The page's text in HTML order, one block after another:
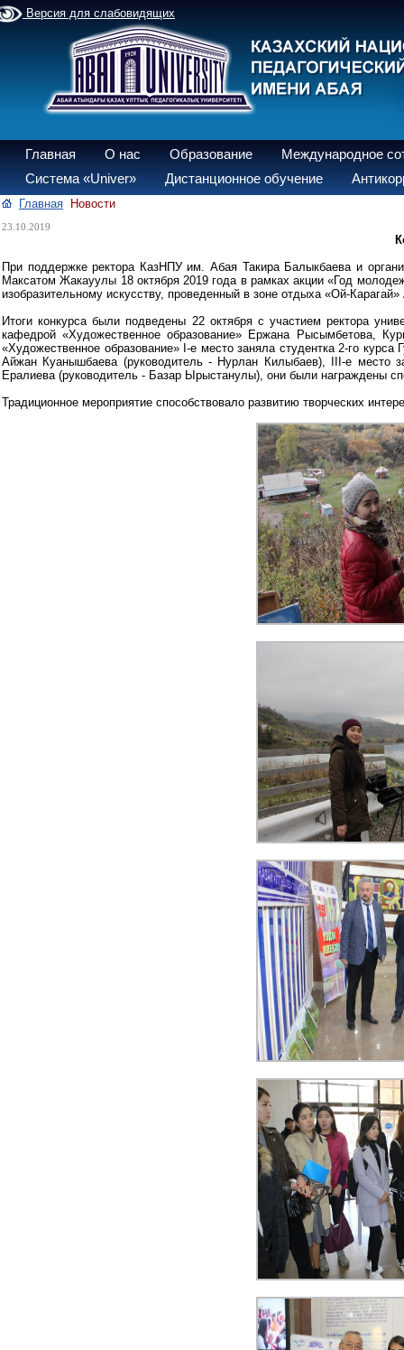
Версия для слабовидящих
Главная О нас Образование
Международное
Система «Univer»
Дистанционное обучение
Главная Новости
23.10.2019
При поддержке ректора КазНПУ им. Абая Такира Балыкбаева и
Максатом Жакауулы 18 октября 2019 года в рамках акции «Год
изобразительному искусству, проведенный в зоне отдыха «Ой-
Итоги конкурса были подведены 22 октября с участием ректора
кафедрой «Художественное образование» Ержана Рысымбетова,
«Художественное образование» I-е место заняла студентка 2-го
Айжан Куанышбаева (руководитель - Нурлан Килыбаев), III-е место
Ералиева (руководитель - Базар Ырыстанулы), они были награждены
Традиционное мероприятие способствовало развитию творческих